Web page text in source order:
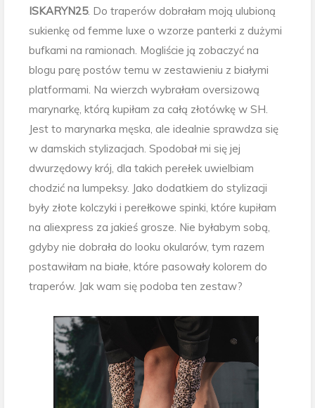
ISKARYN25. Do traperów dobrałam moją ulubioną
sukienkę od femme luxe o wzorze panterki z dużymi
bufkami na ramionach. Mogliście ją zobaczyć na
blogu parę postów temu w zestawieniu z białymi
platformami. Na wierzch wybrałam oversizową
marynarkę, którą kupiłam za całą złotówkę w SH.
Jest to marynarka męska, ale idealnie sprawdza się
w damskich stylizacjach. Spodobał mi się jej
dwurzędowy krój, dla takich perełek uwielbiam
chodzić na lumpeksy. Jako dodatkiem do stylizacji
były złote kolczyki i perełkowe spinki, które kupiłam
na aliexpress za jakieś grosze. Nie byłabym sobą,
gdyby nie dobrała do looku okularów, tym razem
postawiłam na białe, które pasowały kolorem do
traperów. Jak wam się podoba ten zestaw?